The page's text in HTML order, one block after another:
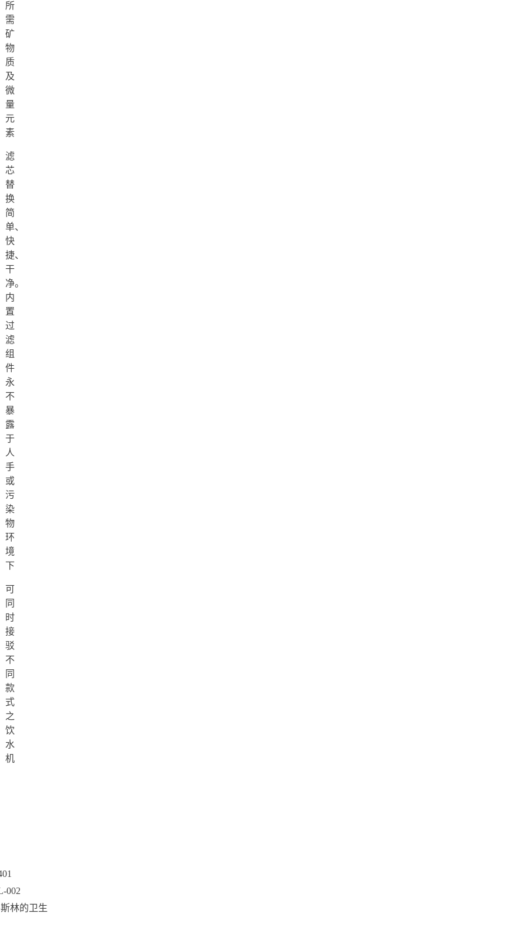
所
需
矿
物
质
及
微
量
元
素
滤
芯
替
换
简
单、
快
捷、
干
净。
内
置
过
滤
组
件
永
不
暴
露
于
人
手
或
污
染
物
环
境
下
可
同
时
接
驳
不
同
款
式
之
饮
水
机
002
林的卫生